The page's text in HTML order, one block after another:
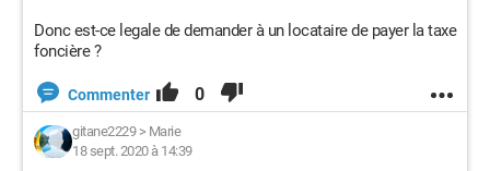
Donc est-ce legale de demander à un locataire de payer la taxe
foncière ?
Commenter 0
gitane2229> Marie
18 sept. 2020 à 14:39